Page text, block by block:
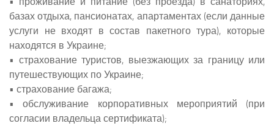
базах отдыха, пансионатах, апартаментах (если данные
услуги не входят в состав пакетного тура), которые
находятся в Украине;
• страхование туристов, выезжающих за границу или
путешествующих по Украине;
• страхование багажа;
• обслуживание корпоративных мероприятий (при
согласии владельца сертификата);